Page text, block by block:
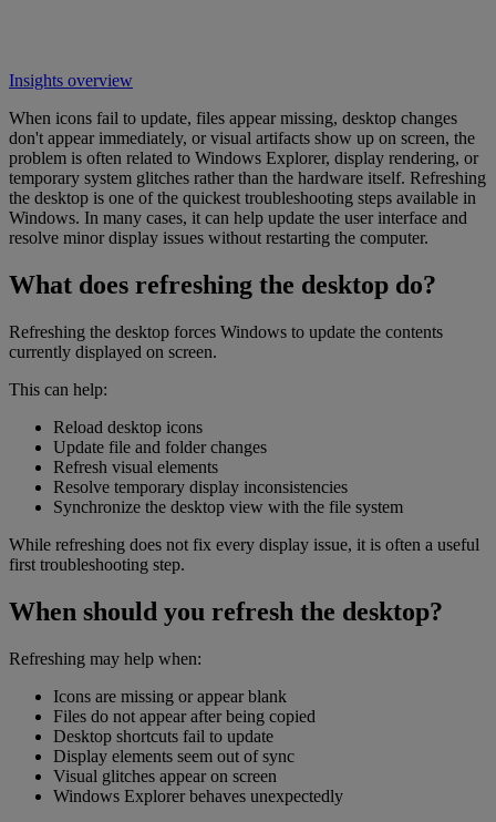
Insights overview
When icons fail to update, files appear missing, desktop changes
don't appear immediately, or visual artifacts show up on screen, the
problem is often related to Windows Explorer, display rendering, or
temporary system glitches rather than the hardware itself. Refreshing
the desktop is one of the quickest troubleshooting steps available in
Windows. In many cases, it can help update the user interface and
resolve minor display issues without restarting the computer.
What does refreshing the desktop do?
Refreshing the desktop forces Windows to update the contents
currently displayed on screen.
This can help:
Reload desktop icons
Update file and folder changes
Refresh visual elements
Resolve temporary display inconsistencies
Synchronize the desktop view with the file system
While refreshing does not fix every display issue, it is often a useful
first troubleshooting step.
When should you refresh the desktop?
Refreshing may help when:
Icons are missing or appear blank
Files do not appear after being copied
Desktop shortcuts fail to update
Display elements seem out of sync
Visual glitches appear on screen
Windows Explorer behaves unexpectedly